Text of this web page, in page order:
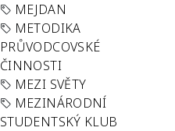
MEJDAN
METODIKA
PRŮVODCOVSKÉ
ČINNOSTI
MEZI SVĚTY
MEZINÁRODNÍ
STUDENTSKÝ KLUB